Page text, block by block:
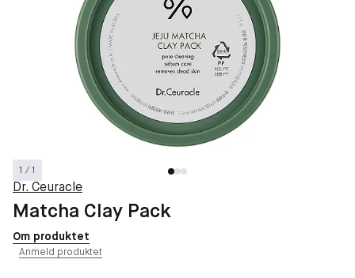
1 / 1
Dr. Ceuracle
Matcha Clay Pack
Om produktet
Anmeld produktet